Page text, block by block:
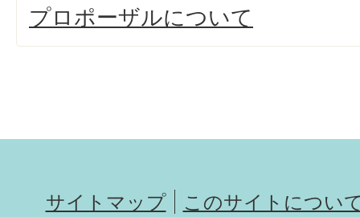
プロポーザルについて
サイトマップ
このサイトについ